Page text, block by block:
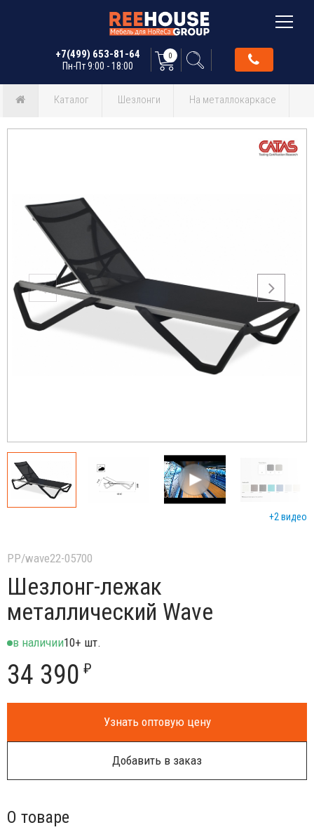
+7(499) 653-81-64
Пн-Пт 9:00 - 18:00
0
Каталог Шезлонги На металлокаркасе
+2 видео
PP/wave22-05700
Шезлонг-лежак
металлический Wave
в наличии10+ шт.
34 390 ₽
Узнать оптовую цену
Добавить в заказ
О товаре